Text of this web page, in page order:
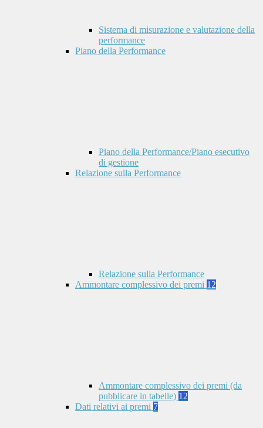
Sistema di misurazione e valutazione della
performance
Piano della Performance
Piano della Performance/Piano esecutivo
di gestione
Relazione sulla Performance
Relazione sulla Performance
Ammontare complessivo dei premi 12
Ammontare complessivo dei premi (da
pubblicare in tabelle) 12
Dati relativi ai premi 7